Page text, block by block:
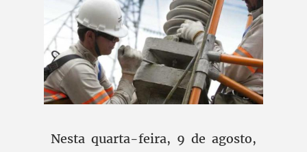
Nesta quarta-feira, 9 de agosto,